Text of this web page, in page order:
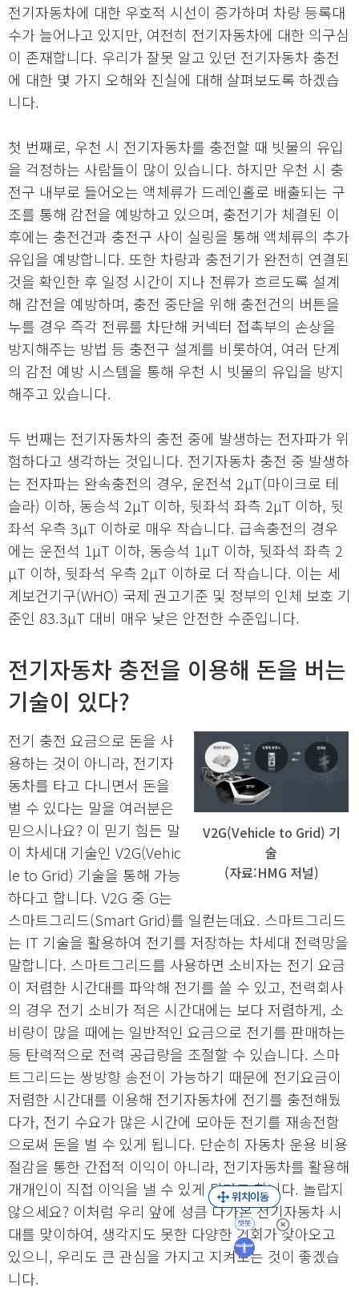
전기자동차에 대한 우호적 시선이 증가하며 차량 등록대
수가 늘어나고 있지만, 여전히 전기자동차에 대한 의구심
이 존재합니다. 우리가 잘못 알고 있던 전기자동차 충전
에 대한 몇 가지 오해와 진실에 대해 살펴보도록 하겠습
니다.
첫 번째로, 우천 시 전기자동차를 충전할 때 빗물의 유입
을 걱정하는 사람들이 많이 있습니다. 하지만 우천 시 충
전구 내부로 들어오는 액체류가 드레인홀로 배출되는 구
조를 통해 감전을 예방하고 있으며, 충전기가 체결된 이
후에는 충전건과 충전구 사이 실링을 통해 액체류의 추가
유입을 예방합니다. 또한 차량과 충전기가 완전히 연결된
것을 확인한 후 일정 시간이 지나 전류가 흐르도록 설계
해 감전을 예방하며, 충전 중단을 위해 충전건의 버튼을
누를 경우 즉각 전류를 차단해 커넥터 접촉부의 손상을
방지해주는 방법 등 충전구 설계를 비롯하여, 여러 단계
의 감전 예방 시스템을 통해 우천 시 빗물의 유입을 방지
해주고 있습니다.
두 번째는 전기자동차의 충전 중에 발생하는 전자파가 위
험하다고 생각하는 것입니다. 전기자동차 충전 중 발생하
는 전자파는 완속충전의 경우, 운전석 2μT(마이크로 테
슬라) 이하, 동승석 2μT 이하, 뒷좌석 좌측 2μT 이하, 뒷
좌석 우측 3μT 이하로 매우 작습니다. 급속충전의 경우
에는 운전석 1μT 이하, 동승석 1μT 이하, 뒷좌석 좌측 2
μT 이하, 뒷좌석 우측 2μT 이하로 더 작습니다. 이는 세
계보건기구(WHO) 국제 권고기준 및 정부의 인체 보호 기
준인 83.3μT 대비 매우 낮은 안전한 수준입니다.
전기자동차 충전을 이용해 돈을 버는
기술이 있다?
V2G(Vehicle to Grid) 기
술
(자료:HMG 저널)
전기 충전 요금으로 돈을 사
용하는 것이 아니라, 전기자
동차를 타고 다니면서 돈을
벌 수 있다는 말을 여러분은
믿으시나요? 이 믿기 힘든 말
이 차세대 기술인 V2G(Vehic
le to Grid) 기술을 통해 가능
하다고 합니다. V2G 중 G는
스마트그리드(Smart Grid)를 일컫는데요. 스마트그리드
는 IT 기술을 활용하여 전기를 저장하는 차세대 전력망을
말합니다. 스마트그리드를 사용하면 소비자는 전기 요금
이 저렴한 시간대를 파악해 전기를 쓸 수 있고, 전력회사
의 경우 전기 소비가 적은 시간대에는 보다 저렴하게, 소
비량이 많을 때에는 일반적인 요금으로 전기를 판매하는
등 탄력적으로 전력 공급량을 조절할 수 있습니다. 스마
트그리드는 쌍방향 송전이 가능하기 때문에 전기요금이
저렴한 시간대를 이용해 전기자동차에 전기를 충전해뒀
다가, 전기 수요가 많은 시간에 모아둔 전기를 재송전함
으로써 돈을 벌 수 있게 됩니다. 단순히 자동차 운용 비용
절감을 통한 간접적 이익이 아니라, 전기자동차를 활용해
개개인이 직접 이익을 낼 수 있게 된다고 합니다. 놀랍지
않으세요? 이처럼 우리 앞에 성큼 다가온 전기자동차 시
대를 맞이하여, 생각지도 못한 다양한 기회가 찾아오고
있으니, 우리도 큰 관심을 가지고 지켜보는 것이 좋겠습
니다.